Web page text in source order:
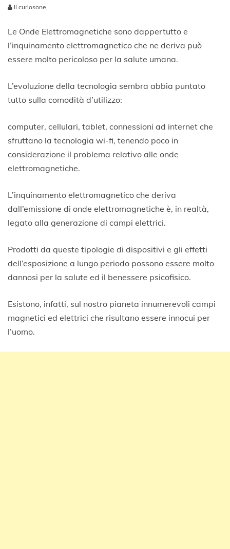
3
p
r
e
2
0
Il curiosone
Le Onde Elettromagnetiche sono dappertutto e
l’inquinamento elettromagnetico che ne deriva può
essere molto pericoloso per la salute umana.
L’evoluzione della tecnologia sembra abbia puntato
tutto sulla comodità d’utilizzo:
computer, cellulari, tablet, connessioni ad internet che
sfruttano la tecnologia wi-fi, tenendo poco in
considerazione il problema relativo alle onde
elettromagnetiche.
L’inquinamento elettromagnetico che deriva
dall’emissione di onde elettromagnetiche è, in realtà,
legato alla generazione di campi elettrici.
Prodotti da queste tipologie di dispositivi e gli effetti
dell’esposizione a lungo periodo possono essere molto
dannosi per la salute ed il benessere psicofisico.
Esistono, infatti, sul nostro pianeta innumerevoli campi
magnetici ed elettrici che risultano essere innocui per
l’uomo.